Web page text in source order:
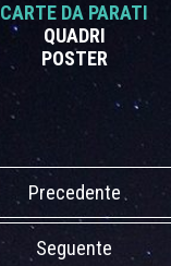
CARTE DA PARATI
QUADRI
POSTER
Precedente
Seguente